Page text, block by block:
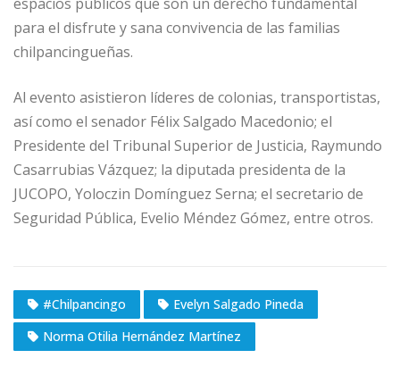
para el disfrute y sana convivencia de las familias
chilpancingueñas.
Al evento asistieron líderes de colonias, transportistas,
así como el senador Félix Salgado Macedonio; el
Presidente del Tribunal Superior de Justicia, Raymundo
Casarrubias Vázquez; la diputada presidenta de la
JUCOPO, Yoloczin Domínguez Serna; el secretario de
Seguridad Pública, Evelio Méndez Gómez, entre otros.
#Chilpancingo
Evelyn Salgado Pineda
Norma Otilia Hernández Martínez